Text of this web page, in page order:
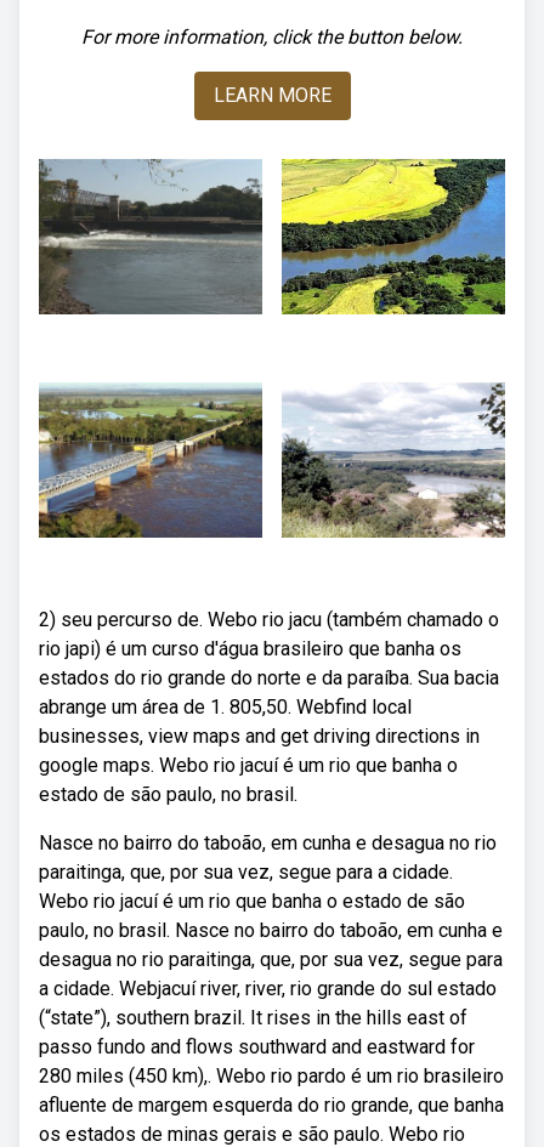
For more information, click the button below.
LEARN MORE
2) seu percurso de. Webo rio jacu (também chamado o
rio japi) é um curso d'água brasileiro que banha os
estados do rio grande do norte e da paraíba. Sua bacia
abrange um área de 1. 805,50. Webfind local
businesses, view maps and get driving directions in
google maps. Webo rio jacuí é um rio que banha o
estado de são paulo, no brasil.
Nasce no bairro do taboão, em cunha e desagua no rio
paraitinga, que, por sua vez, segue para a cidade.
Webo rio jacuí é um rio que banha o estado de são
paulo, no brasil. Nasce no bairro do taboão, em cunha e
desagua no rio paraitinga, que, por sua vez, segue para
a cidade. Webjacuí river, river, rio grande do sul estado
(“state”), southern brazil. It rises in the hills east of
passo fundo and flows southward and eastward for
280 miles (450 km),. Webo rio pardo é um rio brasileiro
afluente de margem esquerda do rio grande, que banha
os estados de minas gerais e são paulo. Webo rio